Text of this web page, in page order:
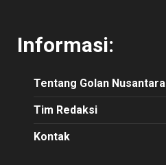
Informasi:
Tentang Golan Nusantara
Tim Redaksi
Kontak